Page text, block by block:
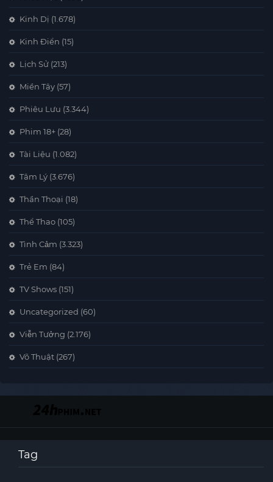
Kinh Dị (1.678)
Kinh Điển (15)
Lịch Sử (213)
Miền Tây (57)
Phiêu Lưu (3.344)
Phim 18+ (28)
Tài Liệu (1.082)
Tâm Lý (3.676)
Thần Thoại (18)
Thể Thao (105)
Tình Cảm (3.323)
Trẻ Em (84)
TV Shows (151)
Uncategorized (60)
Viễn Tưởng (2.176)
Võ Thuật (267)
Tag